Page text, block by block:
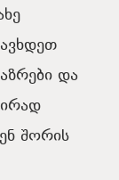
და
შორის